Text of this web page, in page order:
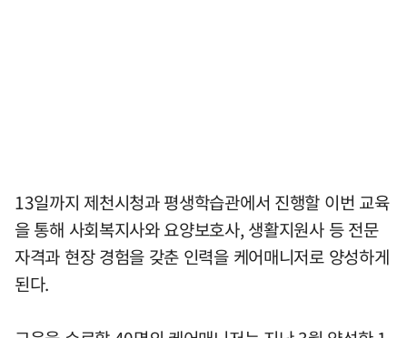
13일까지 제천시청과 평생학습관에서 진행할 이번 교육
을 통해 사회복지사와 요양보호사, 생활지원사 등 전문
자격과 현장 경험을 갖춘 인력을 케어매니저로 양성하게
된다.